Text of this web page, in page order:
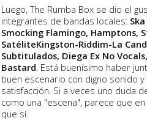
Luego, The Rumba Box se dio el
integrantes de bandas locales:
Smocking Flamingo, Hamptons,
SatéliteKingston-Riddim-La
Subtitulados, Diega Ex No
Bastard. Está buenísimo haber
buen escenario con digno sonido
satisfacción. Si a veces uno duda
como una "escena", parece que
que sí.